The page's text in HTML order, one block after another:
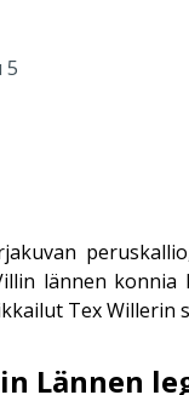
5
lännen
Tex
Lännen